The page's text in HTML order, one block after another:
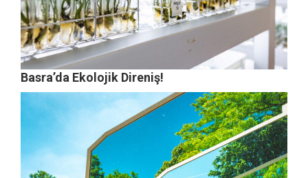
Basra’da Ekolojik Direniş!